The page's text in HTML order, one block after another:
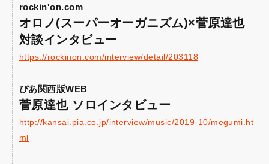
rockin'on.com
オロノ(スーパーオーガニズム)×菅原達也
対談インタビュー
https://rockinon.com/interview/detail/203118
ぴあ関西版WEB
菅原達也 ソロインタビュー
http://kansai.pia.co.jp/interview/music/2019-10/megumi.ht
ml